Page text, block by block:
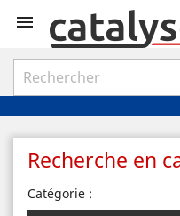

Recherche en
Catégorie :